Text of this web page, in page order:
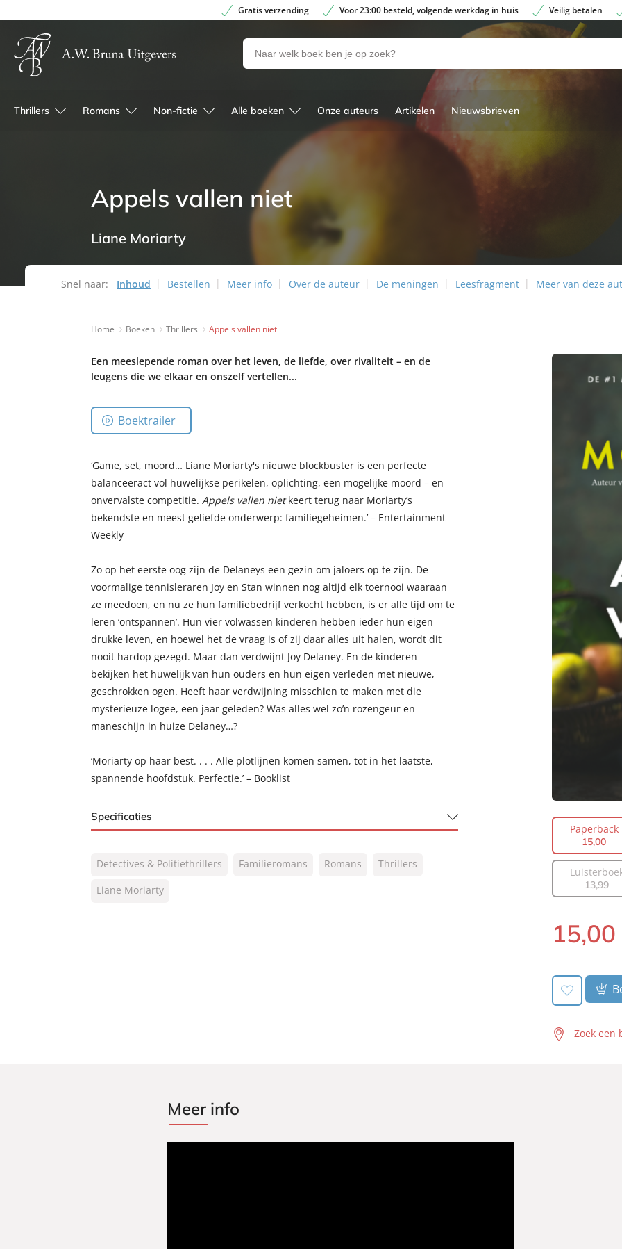
Gratis verzending Voor 23:00 besteld, volgende werkdag in huis Veilig betalen
Zoeken
naar
en
Thrillers Romans Non-fictie Alle boeken Onze auteurs Artikelen Nieuwsbrieven
Appels vallen niet
Liane Moriarty
Snel naar: Inhoud Bestellen Meer info Over de auteur De meningen Leesfragment Meer van deze
Home Boeken Thrillers Appels vallen niet
Een meeslepende roman over het leven, de liefde, over rivaliteit – en de
leugens die we elkaar en onszelf vertellen...
Boektrailer
‘Game, set, moord… Liane Moriarty's nieuwe blockbuster is een perfecte
balanceeract vol huwelijkse perikelen, oplichting, een mogelijke moord – en
onvervalste competitie. Appels vallen nietkeert terug naar Moriarty’s
bekendste en meest geliefde onderwerp: familiegeheimen.’ – Entertainment
Weekly
Zo op het eerste oog zijn de Delaneys een gezin om jaloers op te zijn. De
voormalige tennisleraren Joy en Stan winnen nog altijd elk toernooi waaraan
ze meedoen, en nu ze hun familiebedrijf verkocht hebben, is er alle tijd om te
leren ‘ontspannen’. Hun vier volwassen kinderen hebben ieder hun eigen
drukke leven, en hoewel het de vraag is of zij daar alles uit halen, wordt dit
nooit hardop gezegd. Maar dan verdwijnt Joy Delaney. En de kinderen
bekijken het huwelijk van hun ouders en hun eigen verleden met nieuwe,
geschrokken ogen. Heeft haar verdwijning misschien te maken met die
mysterieuze logee, een jaar geleden? Was alles wel zo’n rozengeur en
maneschijn in huize Delaney…?
‘Moriarty op haar best. . . . Alle plotlijnen komen samen, tot in het laatste,
spannende hoofdstuk. Perfectie.’ – Booklist
Specificaties
NUR:
302
Type:
Detectives & Politiethrillers Familieromans Romans
Thrillers
Liane Moriarty
Paperback
15,00
13,99
Paperback:
15,00
Zoek een
Meer info